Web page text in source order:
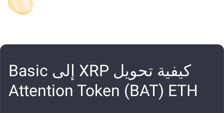
كيفية تحويل XRP إلى Basic
Attention Token (BAT) ETH